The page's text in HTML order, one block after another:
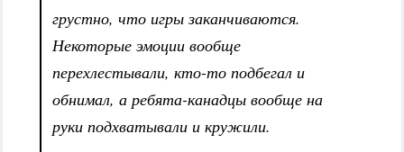
грустно, что игры заканчиваются.
Некоторые эмоции вообще
перехлестывали, кто-то подбегал и
обнимал, а ребята-канадцы вообще на
руки подхватывали и кружили.